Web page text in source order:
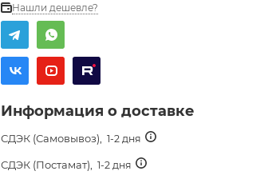
Нашли дешевле?
Информация о доставке
СДЭК (Самовывоз), 1-2 дня
СДЭК (Постамат), 1-2 дня